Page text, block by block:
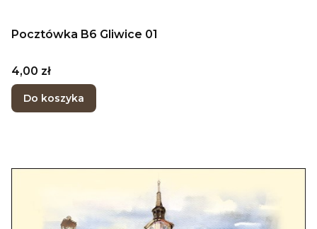
Pocztówka B6 Gliwice 01
Cena
4,00 zł
Do koszyka